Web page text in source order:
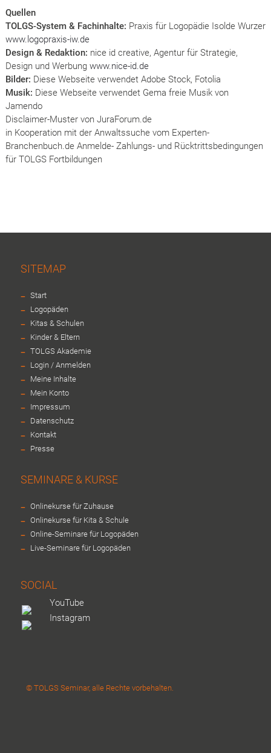
Quellen
TOLGS-System & Fachinhalte: Praxis für Logopädie Isolde Wurzer
www.logopraxis-iw.de
Design & Redaktion: nice id creative, Agentur für Strategie,
Design und Werbung www.nice-id.de
Bilder: Diese Webseite verwendet Adobe Stock, Fotolia
Musik: Diese Webseite verwendet Gema freie Musik von
Jamendo
Disclaimer-Muster von JuraForum.de
in Kooperation mit der Anwaltssuche vom Experten-
Branchenbuch.de Anmelde- Zahlungs- und Rücktrittsbedingungen
für TOLGS Fortbildungen
SITEMAP
- Start
- Logopäden
- Kitas & Schulen
- Kinder & Eltern
- TOLGS Akademie
- Login / Anmelden
- Meine Inhalte
- Mein Konto
- Impressum
- Datenschutz
- Kontakt
- Presse
SEMINARE & KURSE
- Onlinekurse für Zuhause
- Onlinekurse für Kita & Schule
- Online-Seminare für Logopäden
- Live-Seminare für Logopäden
SOCIAL
YouTube
Instagram
© TOLGS Seminar, alle Rechte vorbehalten.